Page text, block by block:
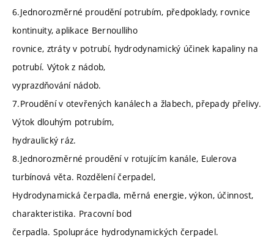
6.Jednorozměrné proudění potrubím, předpoklady, rovnice
kontinuity, aplikace Bernoulliho
rovnice, ztráty v potrubí, hydrodynamický účinek kapaliny na
potrubí. Výtok z nádob,
vyprazdňování nádob.
7.Proudění v otevřených kanálech a žlabech, přepady přelivy.
Výtok dlouhým potrubím,
hydraulický ráz.
8.Jednorozměrné proudění v rotujícím kanále, Eulerova
turbínová věta. Rozdělení čerpadel,
Hydrodynamická čerpadla, měrná energie, výkon, účinnost,
charakteristika. Pracovní bod
čerpadla. Spolupráce hydrodynamických čerpadel.